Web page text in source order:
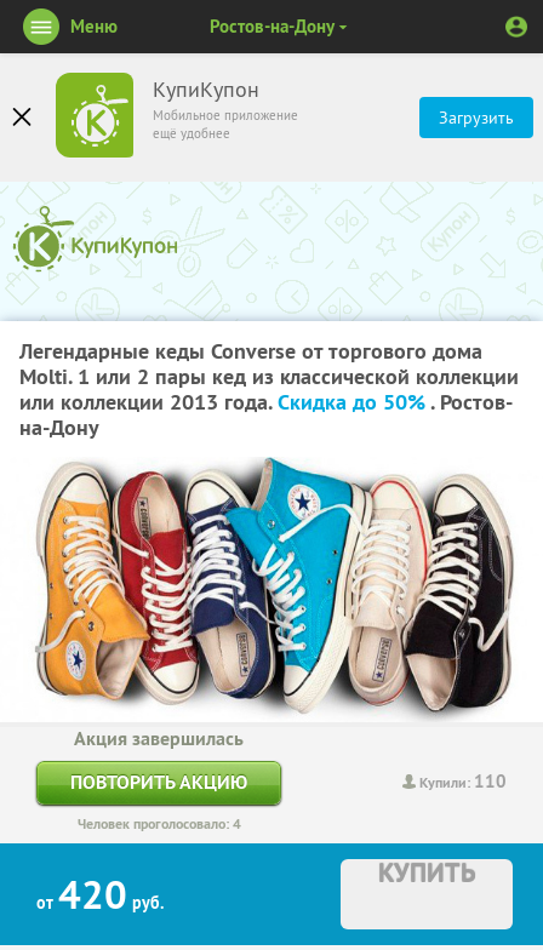
КупиКупон
Мобильное приложение
ещё удобнее
Загрузить
Меню Ростов-на-Дону
Легендарные кеды Converse от торгового дома
Molti. 1 или 2 пары кед из классической коллекции
или коллекции 2013 года.Скидка до 50%. Ростов-
на-Дону
Купили: 110
Акция завершилась
ПОВТОРИТЬ АКЦИЮ
Человек проголосовало: 4
от 420 руб.
КУПИТЬ